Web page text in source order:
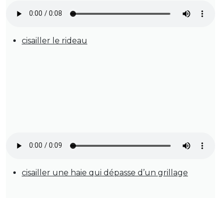
cisailler le rideau
cisailler une haie qui dépasse d’un grillage